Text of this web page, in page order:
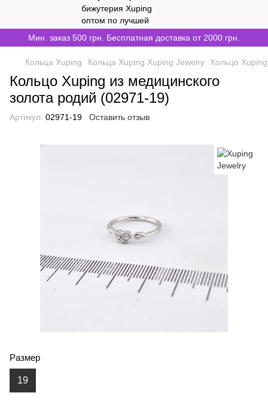
Мин. заказ 500 грн. Бесплатная доставка от 2000 грн.
Кольца Xuping Кольца Xuping Xuping Jewelry Кольцо
Кольцо Xuping из медицинского
золота родий (02971-19)
Артикул: 02971-19 Оставить отзыв
Размер
19